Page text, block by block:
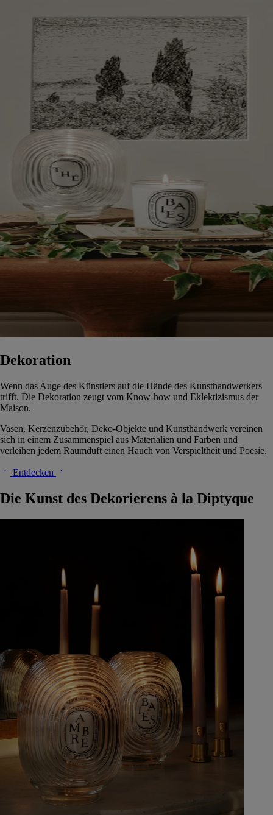
Dekoration
Wenn das Auge des Künstlers auf die Hände des Kunsthandwerkers
trifft. Die Dekoration zeugt vom Know-how und Eklektizismus der
Maison.
Vasen, Kerzenzubehör, Deko-Objekte und Kunsthandwerk vereinen
sich in einem Zusammenspiel aus Materialien und Farben und
verleihen jedem Raumduft einen Hauch von Verspieltheit und Poesie.
Entdecken
Die Kunst des Dekorierens à la Diptyque